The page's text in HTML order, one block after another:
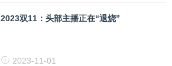
2023双11：头部主播正在“退烧”
2023-11-01